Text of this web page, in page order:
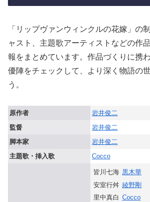
「リップヴァンウィンクルの花嫁」の
ャスト、主題歌アーティストなどの作
報をまとめています。作品づくりに携
優陣をチェックして、より深く物語の
う。
原作者
岩井俊二
監督
岩井俊二
脚本家
岩井俊二
主題歌・挿入歌
Cocco
皆川七海 黒木華
安室行舛 綾野剛
里中真白 Cocco